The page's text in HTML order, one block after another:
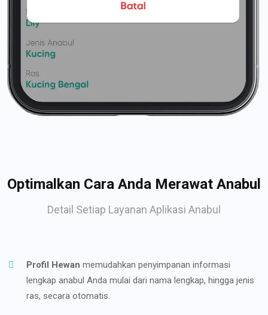
Optimalkan Cara Anda Merawat Anabul
Detail Setiap Layanan Aplikasi Anabul
Profil Hewan memudahkan penyimpanan informasi
lengkap anabul Anda mulai dari nama lengkap, hingga jenis
ras, secara otomatis.